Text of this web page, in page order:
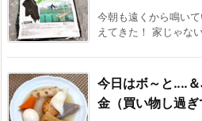
今朝も遠くから鳴い
えてきた！ 家じゃな
今日はボ～と‥‥
金（買い物し過ぎ